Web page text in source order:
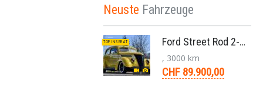
Neuste Fahrzeuge
TOP INSERAT Ford Street Rod 2-Door V8 Aut. 1937
, 3000 km
CHF 89.900,00